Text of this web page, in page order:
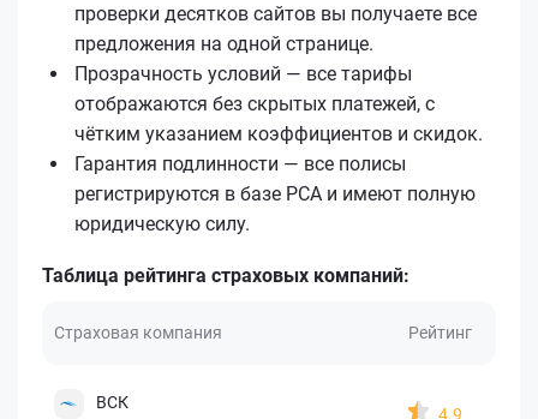
проверки десятков сайтов вы получаете все
предложения на одной странице.
Прозрачность условий — все тарифы
отображаются без скрытых платежей, с
чётким указанием коэффициентов и скидок.
Гарантия подлинности — все полисы
регистрируются в базе РСА и имеют полную
юридическую силу.
Таблица рейтинга страховых компаний:
Страховая компания Рейтинг
ВСК
4.9